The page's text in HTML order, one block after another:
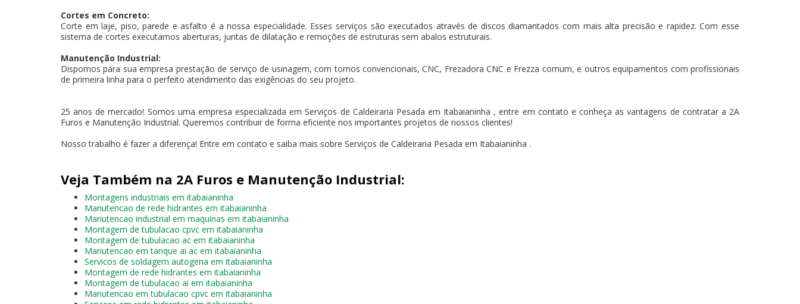
Cortes em Concreto:
Corte em laje, piso, parede e asfalto é a nossa especialidade. Esses serviços são executados através de discos diamantados com mais alta precisão e rapidez. Com esse
sistema de cortes executamos aberturas, juntas de dilatação e remoções de estruturas sem abalos estruturais.
Manutenção Industrial:
Dispomos para sua empresa prestação de serviço de usinagem, com tornos convencionais, CNC, Frezadora CNC e Frezza comum, e outros equipamentos com profissionais
de primeira linha para o perfeito atendimento das exigências do seu projeto.
25 anos de mercado! Somos uma empresa especializada em Serviços de Caldeiraria Pesada em Itabaianinha , entre em contato e conheça as vantagens de contratar a 2A
Furos e Manutenção Industrial. Queremos contribuir de forma eficiente nos importantes projetos de nossos clientes!
Nosso trabalho é fazer a diferença! Entre em contato e saiba mais sobre Serviços de Caldeiraria Pesada em Itabaianinha .
Veja Também na 2A Furos e Manutenção Industrial:
Montagens industriais em itabaianinha
Manutencao de rede hidrantes em itabaianinha
Manutencao industrial em maquinas em itabaianinha
Montagem de tubulacao cpvc em itabaianinha
Montagem de tubulacao ac em itabaianinha
Manutencao em tanque ai ac em itabaianinha
Servicos de soldagem autogena em itabaianinha
Montagem de rede hidrantes em itabaianinha
Montagem de tubulacao ai em itabaianinha
Manutencao em tubulacao cpvc em itabaianinha